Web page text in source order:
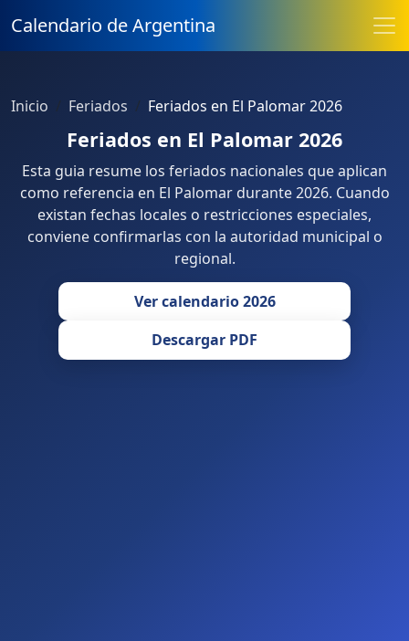
Calendario de Argentina
Inicio Feriados Feriados en El Palomar 2026
Feriados en El Palomar 2026
Esta guia resume los feriados nacionales que aplican
como referencia en El Palomar durante 2026. Cuando
existan fechas locales o restricciones especiales,
conviene confirmarlas con la autoridad municipal o
regional.
Ver calendario 2026
Descargar PDF